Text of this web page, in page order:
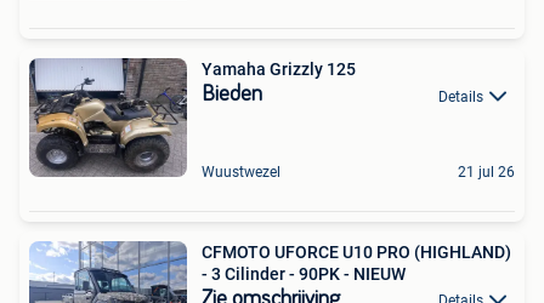
Yamaha Grizzly 125
Bieden Details
Wuustwezel 21 jul 26
CFMOTO UFORCE U10 PRO (HIGHLAND)
- 3 Cilinder - 90PK - NIEUW